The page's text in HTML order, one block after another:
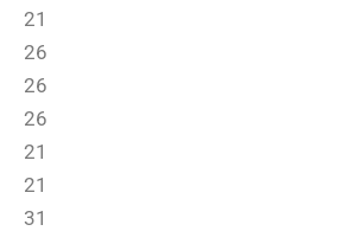
21
26
26
26
21
21
31